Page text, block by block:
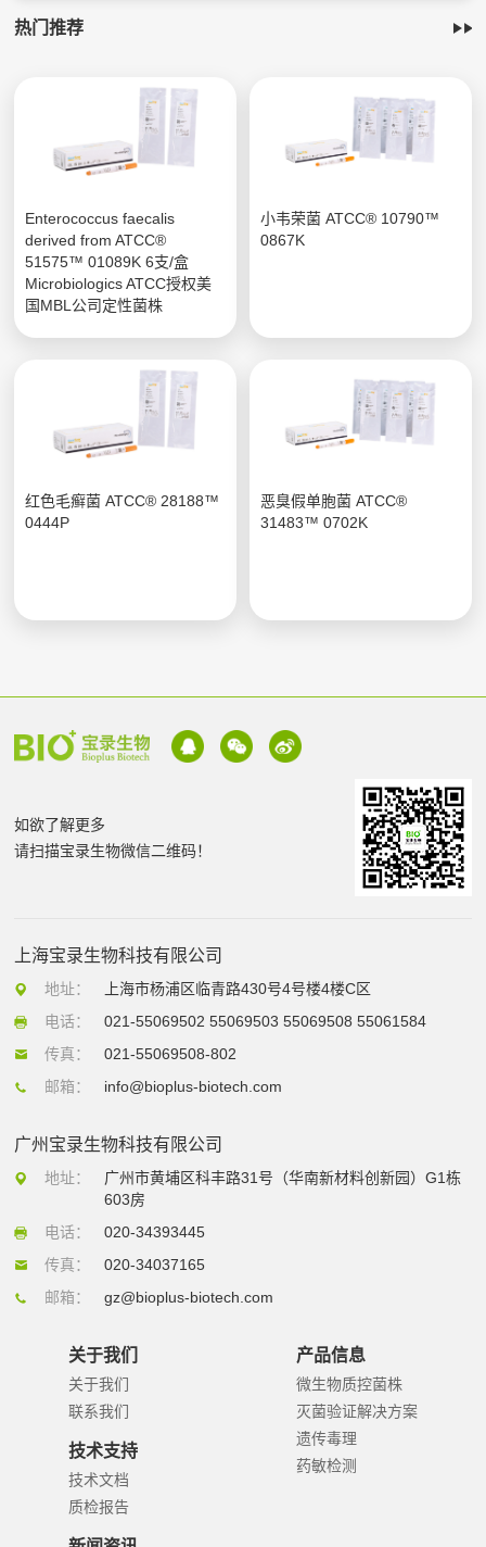
热门推荐
Enterococcus faecalis
derived from ATCC®
51575™ 01089K 6支/盒
Microbiologics ATCC授权美
国MBL公司定性菌株
小韦荣菌 ATCC® 10790™
0867K
红色毛癣菌 ATCC® 28188™
0444P
恶臭假单胞菌 ATCC®
31483™ 0702K
如欲了解更多
请扫描宝录生物微信二维码！
上海宝录生物科技有限公司
地址：
上海市杨浦区临青路430号4号楼4楼C区
电话：
021-55069502 55069503 55069508 55061584
传真：
021-55069508-802
邮箱：
info@bioplus-biotech.com
广州宝录生物科技有限公司
地址：
广州市黄埔区科丰路31号（华南新材料创新园）G1栋
603房
电话：
020-34393445
传真：
020-34037165
邮箱：
gz@bioplus-biotech.com
关于我们
关于我们
联系我们
技术支持
技术文档
质检报告
产品信息
微生物质控菌株
灭菌验证解决方案
遗传毒理
药敏检测